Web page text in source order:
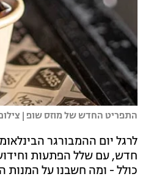
התפריט החדש של מוזס שופ |
לרגל יום ההמבורגר הבינלאומי,
חדש, עם שלל הפתעות
כולל - ומה חשבנו על המנות